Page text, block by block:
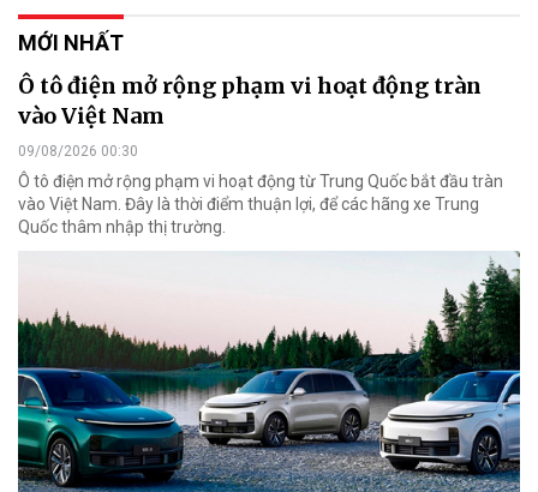
MỚI NHẤT
Ô tô điện mở rộng phạm vi hoạt động tràn
vào Việt Nam
09/08/2026 00:30
Ô tô điện mở rộng phạm vi hoạt động từ Trung Quốc bắt đầu tràn
vào Việt Nam. Đây là thời điểm thuận lợi, để các hãng xe Trung
Quốc thâm nhập thị trường.